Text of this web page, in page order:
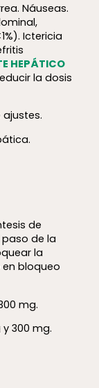
Náuseas.
Ictericia
HEPÁTICO
la dosis
de
paso de la
la
bloqueo
mg.
300 mg.